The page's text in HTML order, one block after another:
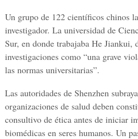
Un grupo de 122 científicos chinos
investigador. La universidad de
Sur, en donde trabajaba He Jiankui,
investigaciones como “una grave
las normas universitarias”.
Las autoridades de Shenzhen
organizaciones de salud deben
consultivo de ética antes de iniciar
biomédicas en seres humanos. Un